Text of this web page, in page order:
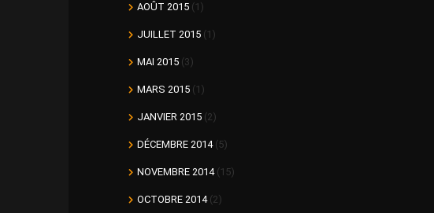
AOÛT 2015 (1)
JUILLET 2015 (1)
MAI 2015 (3)
MARS 2015 (1)
JANVIER 2015 (2)
DÉCEMBRE 2014(5)
NOVEMBRE 2014(15)
OCTOBRE 2014(2)